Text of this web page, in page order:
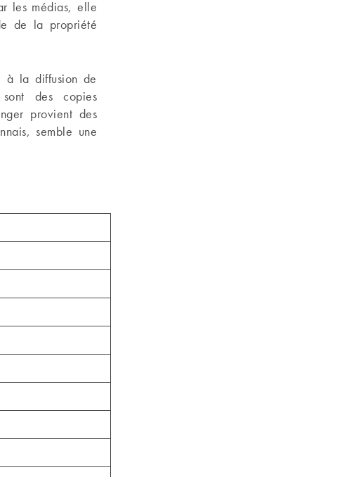
les médias, elle
de la propriété
à la diffusion de
des copies
provient des
semble une